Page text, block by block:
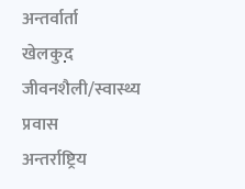
अन्तर्वार्ता
खेलकुद़़
जीवनशैली/स्वास्थ्य
प्रवास
अन्तर्राष्ट्रिय